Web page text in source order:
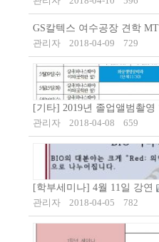
GS칼텍스 여수공장 견학
관리자
2018-04-09 729
[기타] 2019년 졸업앨범촬영
관리자
2018-04-08 659
[학부세미나] 4월 11일 강연
관리자
2018-04-05 782